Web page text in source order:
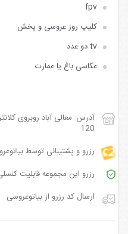
fpv
کلیپ روز عروسی و پخش
tv دو عدد
عکاسی باغ یا عمارت
آدرس: معالی آباد روبروی
120
رزرو و پشتیبانی توسط
رزرو این مجموعه قابلیت
ارسال کد رزرو از بیاتوعروسی